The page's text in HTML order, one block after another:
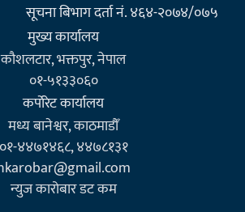
सूचना बिभाग दर्ता नं. ४६४-२०७४/०७५
मुख्य कार्यालय
कौशलटार, भक्तपुर, नेपाल
०१-५१३३०६०
कर्पाेरेट कार्यालय
मध्य बानेश्वर, काठमाडौँ
०१-४४७१४६८, ४४७८१३१
न्युज कारोबार डट कम